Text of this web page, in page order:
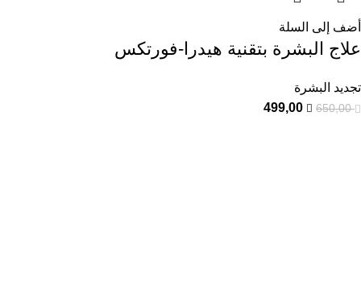
أضف إلى السلة
علاج البشرة بتقنية هيدرا-فورتكس
تجديد البشرة
650,00
499,00